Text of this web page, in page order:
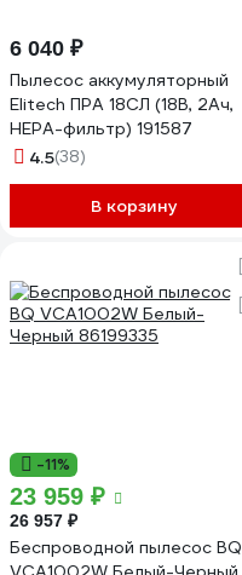
6 040 ₽
Пылесос аккумуляторный
Elitech ПРА 18СЛ (18В, 2Ач,
HEPA-фильтр) 191587
4.5(38)
В корзину
-11%
23 959 ₽
26 957 ₽
Беспроводной пылесос BQ